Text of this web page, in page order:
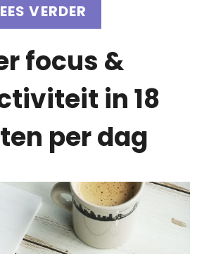
VERDER
focus &
in 18
per dag